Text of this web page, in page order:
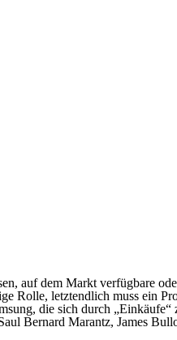
auf dem Markt verfügbare
Rolle, letztendlich muss ein
die sich durch
Bernard Marantz, James